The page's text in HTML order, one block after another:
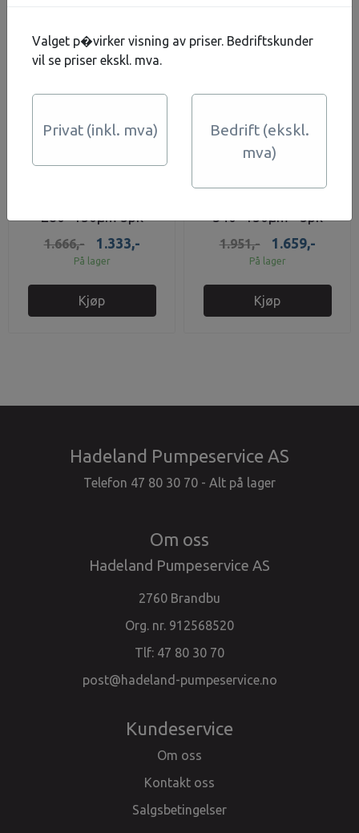
NYLON
1.666,- 1.333,-
På lager
Kjøp
NYLON
1.951,- 1.659,-
På lager
Kjøp
Hadeland Pumpeservice AS
Telefon 47 80 30 70 - Alt på lager
Om oss
Hadeland Pumpeservice AS
2760 Brandbu
Org. nr. 912568520
Tlf: 47 80 30 70
post@hadeland-pumpeservice.no
Kundeservice
Om oss
Kontakt oss
Salgsbetingelser
Valget p�virker visning av priser. Bedriftskunder
vil se priser ekskl. mva.
Privat (inkl. mva)
Bedrift (ekskl.
mva)